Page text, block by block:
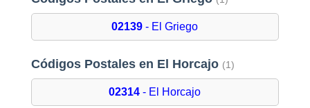
02139 - El Griego
Códigos Postales en El Horcajo (1)
02314 - El Horcajo